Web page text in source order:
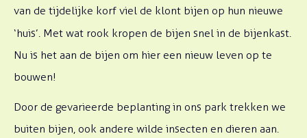
van de tijdelijke korf viel de klont bijen op hun nieuwe
‘huis’. Met wat rook kropen de bijen snel in de bijenkast.
Nu is het aan de bijen om hier een nieuw leven op te
bouwen!
Door de gevarieerde beplanting in ons park trekken we
buiten bijen, ook andere wilde insecten en dieren aan.